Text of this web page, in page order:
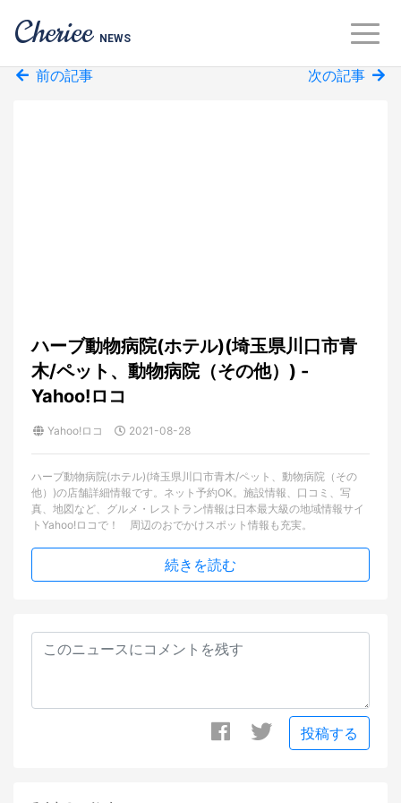
Cheriee NEWS
前の記事 次の記事
ハーブ動物病院(ホテル)(埼玉県川口市青
木/ペット、動物病院（その他）) -
Yahoo!ロコ
Yahoo!ロコ 2021-08-28
ハーブ動物病院(ホテル)(埼玉県川口市青木/ペット、動物病院（その
他）)の店舗詳細情報です。ネット予約OK。施設情報、口コミ、写
真、地図など、グルメ・レストラン情報は日本最大級の地域情報サイ
トYahoo!ロコで！ 周辺のおでかけスポット情報も充実。
続きを読む
投稿する